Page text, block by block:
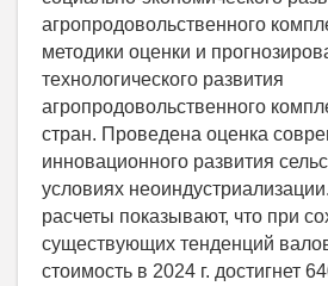
агропродовольственного
методики оценки и
технологического развития
агропродовольственного
стран. Проведена оценка
инновационного развития
условиях
расчеты показывают, что при
существующих тенденций
стоимость в 2024 г. достигнет